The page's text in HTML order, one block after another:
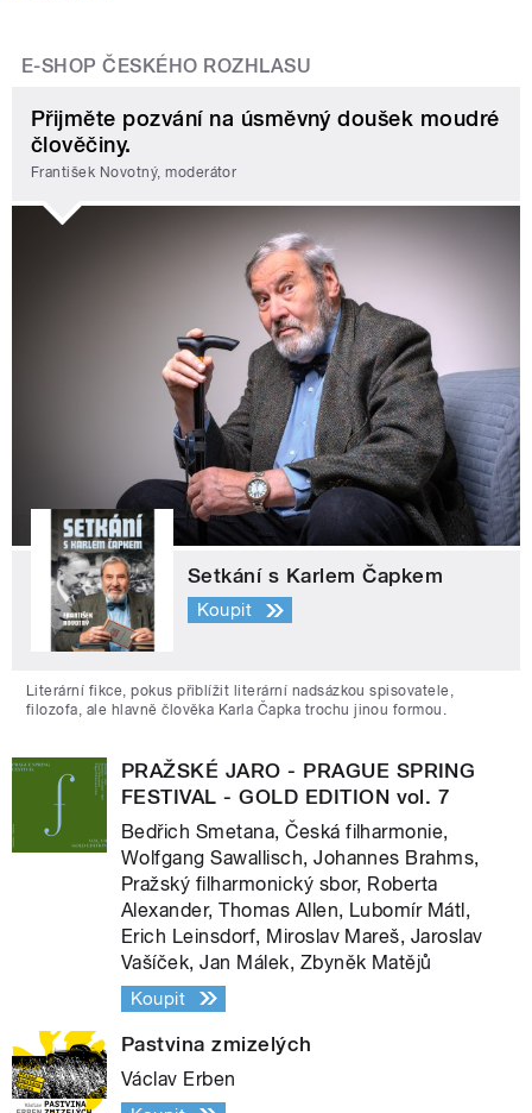
E-SHOP ČESKÉHO ROZHLASU
Přijměte pozvání na úsměvný doušek moudré
člověčiny.
František Novotný, moderátor
Setkání s Karlem Čapkem
Koupit
Literární fikce, pokus přiblížit literární nadsázkou spisovatele,
filozofa, ale hlavně člověka Karla Čapka trochu jinou formou.
PRAŽSKÉ JARO - PRAGUE SPRING
FESTIVAL - GOLD EDITION vol. 7
Bedřich Smetana, Česká filharmonie,
Wolfgang Sawallisch, Johannes Brahms,
Pražský filharmonický sbor, Roberta
Alexander, Thomas Allen, Lubomír Mátl,
Erich Leinsdorf, Miroslav Mareš, Jaroslav
Vašíček, Jan Málek, Zbyněk Matějů
Koupit
Pastvina zmizelých
Václav Erben